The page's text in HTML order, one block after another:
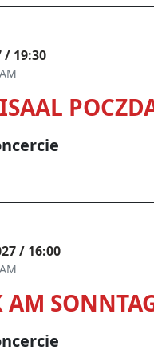
/ 19:30
/ 16:00
AM